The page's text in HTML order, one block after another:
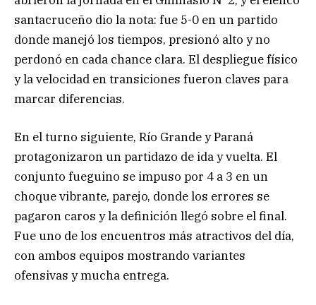
santacruceño dio la nota: fue 5-0 en un partido
donde manejó los tiempos, presionó alto y no
perdonó en cada chance clara. El despliegue físico
y la velocidad en transiciones fueron claves para
marcar diferencias.
En el turno siguiente, Río Grande y Paraná
protagonizaron un partidazo de ida y vuelta. El
conjunto fueguino se impuso por 4 a 3 en un
choque vibrante, parejo, donde los errores se
pagaron caros y la definición llegó sobre el final.
Fue uno de los encuentros más atractivos del día,
con ambos equipos mostrando variantes
ofensivas y mucha entrega.